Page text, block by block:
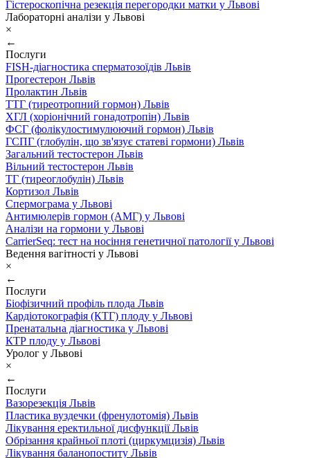
Гістероскопічна резекція перегородки матки у Львові
Лабораторні аналізи у Львові
×
←
Послуги
FISH-діагностика сперматозоїдів Львів
Прогестерон Львів
Пролактин Львів
ТТГ (тиреотропний гормон) Львів
ХГЛ (хоріонічний гонадотропін) Львів
ФСГ (фолікулостимулюючий гормон) Львів
ГСПГ (глобулін, що зв'язує статеві гормони) Львів
Загальний тестостерон Львів
Вільний тестостерон Львів
ТГ (тиреоглобулін) Львів
Кортизол Львів
Спермограма у Львові
Антимюлерів гормон (АМГ) у Львові
Аналізи на гормони у Львові
CarrierSeq: тест на носіння генетичної патології у Львові
Ведення вагітності у Львові
×
←
Послуги
Біофізичний профіль плода Львів
Кардіотокографія (КТГ) плоду у Львові
Пренатальна діагностика у Львові
КТР плоду у Львові
Уролог у Львові
×
←
Послуги
Вазорезекція Львів
Пластика вуздечки (френулотомія) Львів
Лікування еректильної дисфункції Львів
Обрізання крайньої плоті (циркумцизія) Львів
Лікування баланопоститу Львів